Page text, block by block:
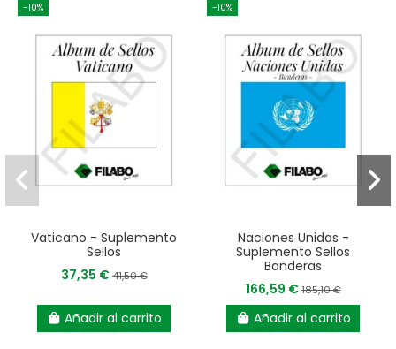
-10%
Vaticano - Suplemento
Sellos
37,35 €41,50 €
Añadir al carrito
-10%
Naciones Unidas -
Suplemento Sellos
Banderas
166,59 €185,10 €
Añadir al carrito